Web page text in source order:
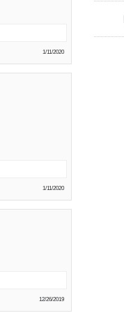
1/11/2020
1/11/2020
12/26/2019